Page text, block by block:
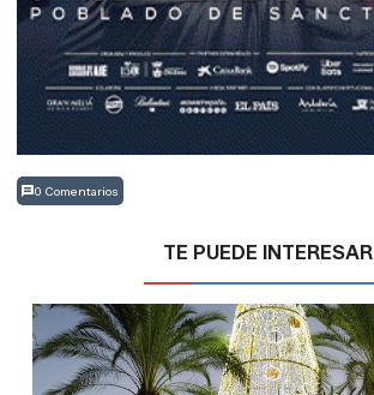
0 Comentarios
TE PUEDE INTERESAR